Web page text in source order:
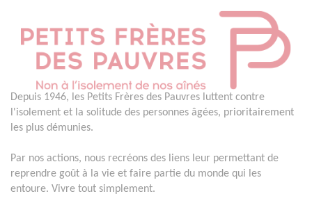
Depuis 1946, les Petits Frères des Pauvres luttent contre
l'isolement et la solitude des personnes âgées, prioritairement
les plus démunies.
Par nos actions, nous recréons des liens leur permettant de
reprendre goût à la vie et faire partie du monde qui les
entoure. Vivre tout simplement.